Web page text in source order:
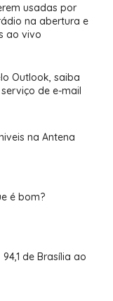
usadas por
na abertura e
ao vivo
Outlook, saiba
de e-mail
na Antena
é bom?
de Brasília ao